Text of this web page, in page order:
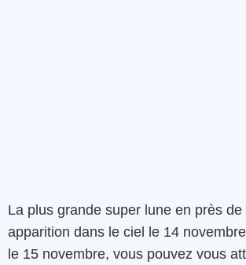
La plus grande super lune en près
apparition dans le ciel le 14
le 15 novembre, vous pouvez vous